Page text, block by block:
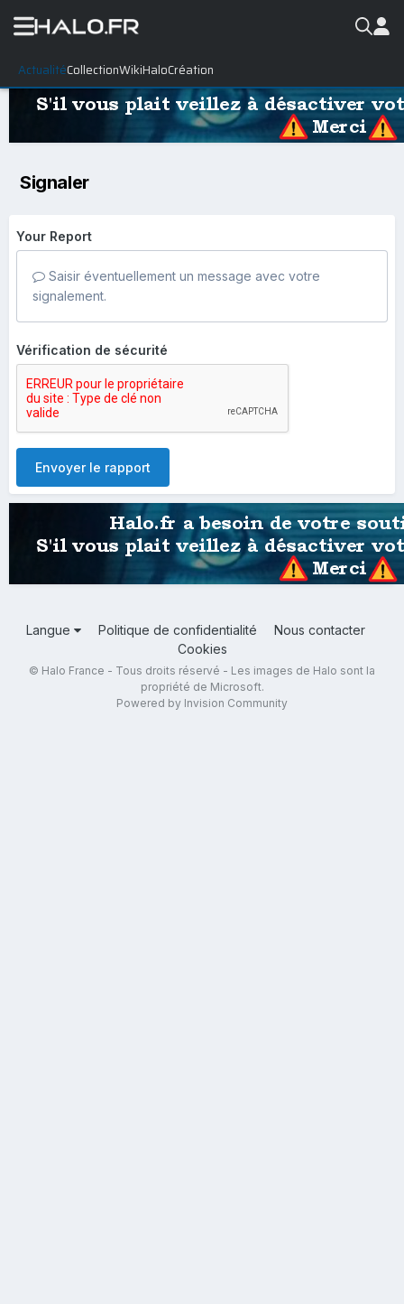
ActualitéCollectionWikiHaloCréation
Signaler
Your Report
Saisir éventuellement un message avec votre
signalement.
Vérification de sécurité
Envoyer le rapport
Langue Politique de confidentialité
Nous contacter
Cookies
© Halo France - Tous droits réservé - Les images de Halo sont la
propriété de Microsoft.
Powered by Invision Community